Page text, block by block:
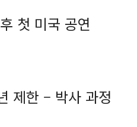
첫 미국 공연
제한 – 박사 과정